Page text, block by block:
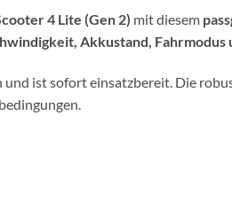
4 Lite (Gen 2) mit diesem
Akkustand,
ist sofort einsatzbereit. Die